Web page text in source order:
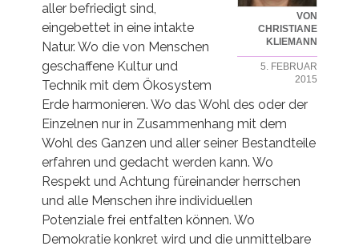
VON
CHRISTIANE
KLIEMANN
5. FEBRUAR
2015
aller befriedigt sind,
eingebettet in eine intakte
Natur. Wo die von Menschen
geschaffene Kultur und
Technik mit dem Ökosystem
Erde harmonieren. Wo das Wohl des oder der
Einzelnen nur in Zusammenhang mit dem
Wohl des Ganzen und aller seiner Bestandteile
erfahren und gedacht werden kann. Wo
Respekt und Achtung füreinander herrschen
und alle Menschen ihre individuellen
Potenziale frei entfalten können. Wo
Demokratie konkret wird und die unmittelbare